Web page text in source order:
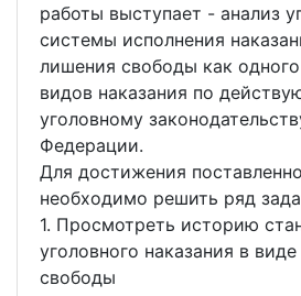
работы выступает - анализ
системы исполнения
лишения свободы как
видов наказания по
уголовному
Федерации.
Для достижения
необходимо решить ряд
1. Просмотреть историю
уголовного наказания в
свободы